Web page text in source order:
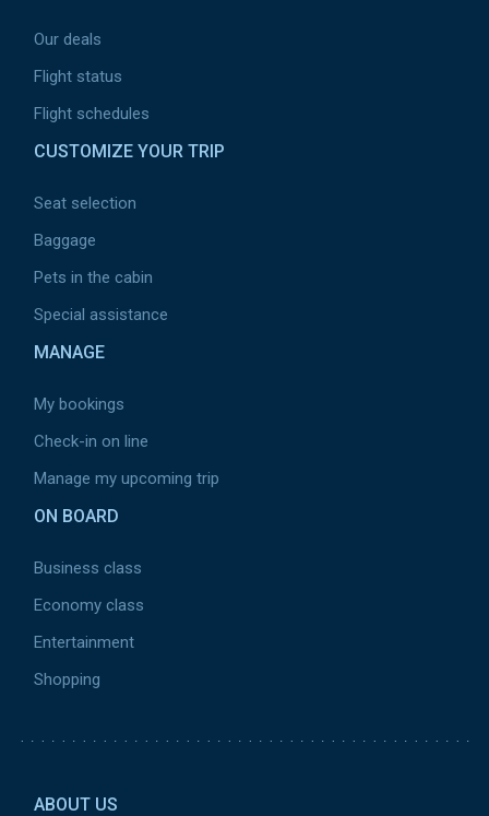
Our deals
Flight status
Flight schedules
CUSTOMIZE YOUR TRIP
Seat selection
Baggage
Pets in the cabin
Special assistance
MANAGE
My bookings
Check-in on line
Manage my upcoming trip
ON BOARD
Business class
Economy class
Entertainment
Shopping
ABOUT US